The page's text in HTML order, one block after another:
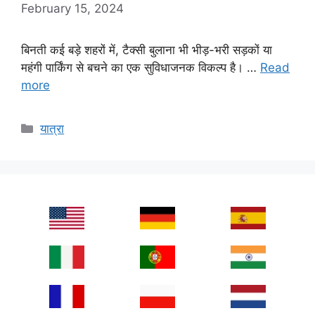
February 15, 2024
बिनती कई बड़े शहरों में, टैक्सी बुलाना भी भीड़-भरी सड़कों या
महंगी पार्किंग से बचने का एक सुविधाजनक विकल्प है। … Read
more
Categories
यात्रा